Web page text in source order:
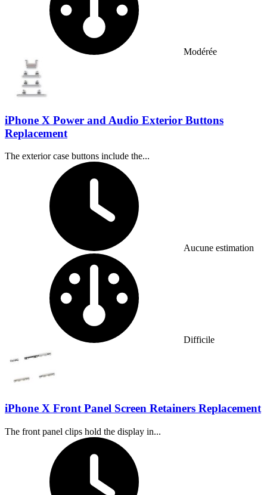
Modérée
iPhone X Power and Audio Exterior Buttons
Replacement
The exterior case buttons include the...
Aucune estimation
Difficile
iPhone X Front Panel Screen Retainers Replacement
The front panel clips hold the display in...